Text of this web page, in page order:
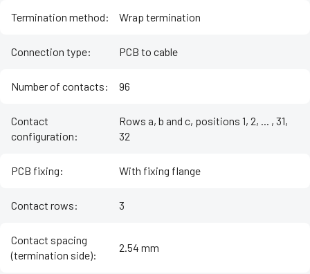
Termination method: Wrap termination
Connection type: PCB to cable
Number of contacts: 96
Contact
configuration:
Rows a, b and c, positions 1, 2, ... , 31,
32
PCB fixing: With fixing flange
Contact rows: 3
Contact spacing
(termination side):
2.54 mm